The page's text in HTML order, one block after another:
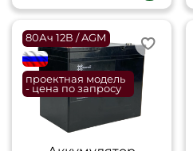
80Ач 12В / AGM
flagRU
проектная модель
- цена по запросу